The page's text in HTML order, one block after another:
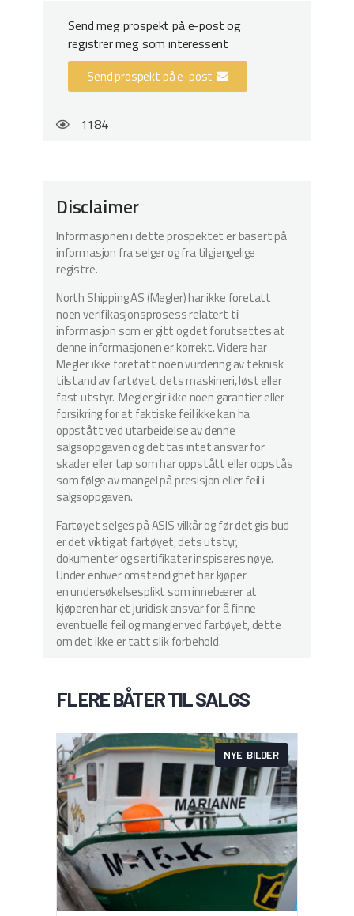
Send meg prospekt på e-post og
registrer meg som interessent
Send prospekt på e-post
1184
Disclaimer
Informasjonen i dette prospektet er basert på
informasjon fra selger og fra tilgjengelige
registre.
North Shipping AS (Megler) har ikke foretatt
noen verifikasjonsprosess relatert til
informasjon som er gitt og det forutsettes at
denne informasjonen er korrekt. Videre har
Megler ikke foretatt noen vurdering av teknisk
tilstand av fartøyet, dets maskineri, løst eller
fast utstyr. Megler gir ikke noen garantier eller
forsikring for at faktiske feil ikke kan ha
oppstått ved utarbeidelse av denne
salgsoppgaven og det tas intet ansvar for
skader eller tap som har oppstått eller oppstås
som følge av mangel på presisjon eller feil i
salgsoppgaven.
Fartøyet selges på ASIS vilkår og før det gis bud
er det viktig at fartøyet, dets utstyr,
dokumenter og sertifikater inspiseres nøye.
Under enhver omstendighet har kjøper
en undersøkelsesplikt som innebærer at
kjøperen har et juridisk ansvar for å finne
eventuelle feil og mangler ved fartøyet, dette
om det ikke er tatt slik forbehold.
FLERE BÅTER TIL SALGS
NYE BILDER